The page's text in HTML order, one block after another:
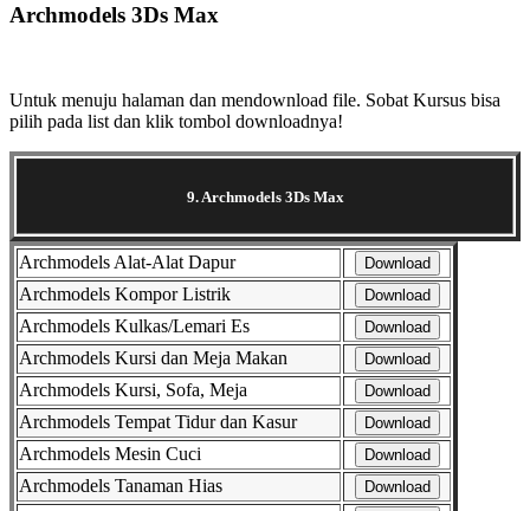
Archmodels 3Ds Max
Untuk menuju halaman dan mendownload file. Sobat Kursus bisa
pilih pada list dan klik tombol downloadnya!
9. Archmodels 3Ds Max
Archmodels Alat-Alat Dapur Download
Archmodels Kompor Listrik Download
Archmodels Kulkas/Lemari Es Download
Archmodels Kursi dan Meja Makan Download
Archmodels Kursi, Sofa, Meja Download
Archmodels Tempat Tidur dan Kasur Download
Archmodels Mesin Cuci Download
Archmodels Tanaman Hias Download